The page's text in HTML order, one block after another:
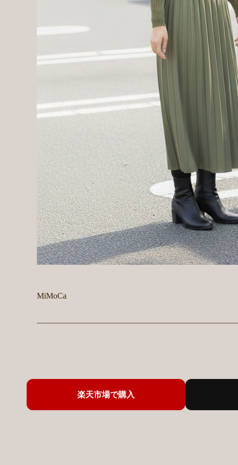
MiMoCa
楽天市場で購入